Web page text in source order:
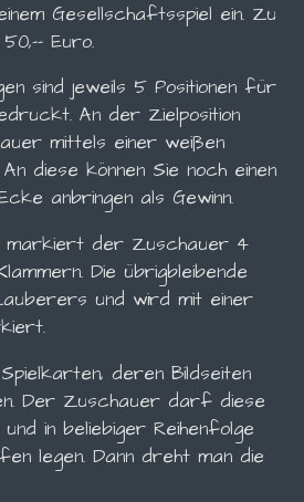
Gesellschaftsspiel ein. Zu
Euro.
sind jeweils 5 Positionen für
An der Zielposition
mittels einer weißen
diese können Sie noch einen
anbringen als Gewinn.
markiert der Zuschauer 4
Die übrigbleibende
und wird mit einer
deren Bildseiten
Der Zuschauer darf diese
in beliebiger Reihenfolge
legen. Dann dreht man die